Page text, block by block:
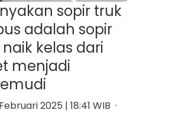
sopir truk
adalah sopir
kelas dari
menjadi
2025 | 18:41 WIB ·